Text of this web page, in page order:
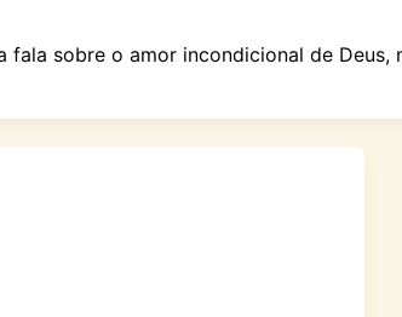
fala sobre o amor incondicional de Deus,